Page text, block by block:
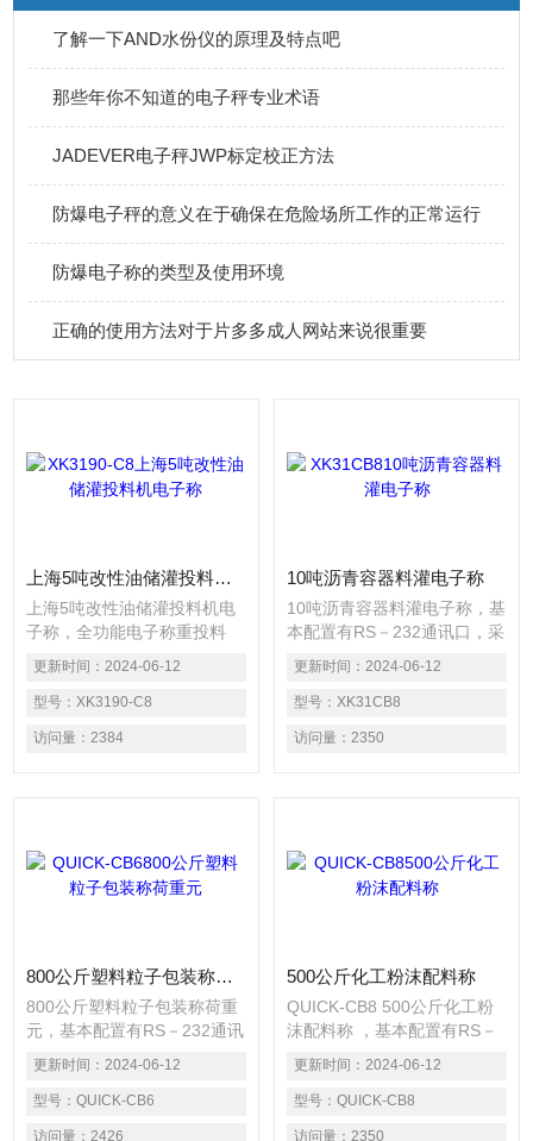
了解一下AND水份仪的原理及特点吧
那些年你不知道的电子秤专业术语
JADEVER电子秤JWP标定校正方法
防爆电子秤的意义在于确保在危险场所工作的正常运行
防爆电子称的类型及使用环境
正确的使用方法对于片多多成人网站来说很重要
上海5吨改性油储灌投料机电子称
上海5吨改性油储灌投料机电
子称，全功能电子称重投料
机，具有瞬间投料功能，抗车
辙剂可在3-4秒内投放40公
斤。全电脑控制，计量精度
高， 能稳定。可投放多种物
料，木质纤维、抗车辙剂、沥
无超差，如超差报警，并通过
剔除装置自动把不合格产品剔
分选机
更新时间： 2024-06-12
型号： XK3190-C8
访问量： 2384
10吨沥青容器料灌电子称
10吨沥青容器料灌电子称，基
本配置有RS－232通讯口，采
用Z终称重法，可在触摸屏上
清楚知道每一个称料重量，并
即时判断有无超差，如超差报
警，并通过剔除装置自动把不
合格产品剔除，以保证流水线
更新时间： 2024-06-12
型号： XK31CB8
访问量： 2350
800公斤塑料粒子包装称荷重元
800公斤塑料粒子包装称荷重
元，基本配置有RS－232通讯
口，打印口，继电器输入输出
模块，另外可配RS－422或
RS－485通讯模块及4～
20mA或0～10V模拟量输出模
更新时间： 2024-06-12
型号： QUICK-CB6
访问量： 2426
500公斤化工粉沫配料称
QUICK-CB8 500公斤化工粉
沫配料称 ，基本配置有RS－
232通讯口，打印口，继电器
输入输出模块，另外可配RS
－422或RS－485通讯模块及
4～20mA或0～10V模拟量输
更新时间： 2024-06-12
型号： QUICK-CB8
访问量： 2350